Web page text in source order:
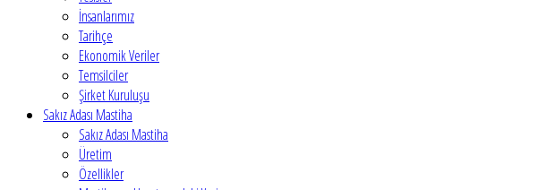
İnsanlarımız
Tarihçe
Ekonomik Veriler
Temsilciler
Şirket Kuruluşu
Sakız Adası Mastiha
Sakız Adası Mastiha
Üretim
Özellikler